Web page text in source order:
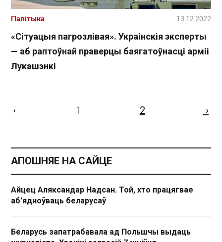
«Сітуацыя пагрозлівая». Украінскія эксперты
— аб раптоўнай праверцы баягатоўнасці арміі
Лукашэнкі
Палітыка 13.12.2022
‹ 1 2 ›
АПОШНЯЕ НА САЙЦЕ
Айцец Аляксандар Надсан. Той, хто працягвае
аб'ядноўваць беларусаў
Беларусь запатрабавала ад Польшчы выдаць